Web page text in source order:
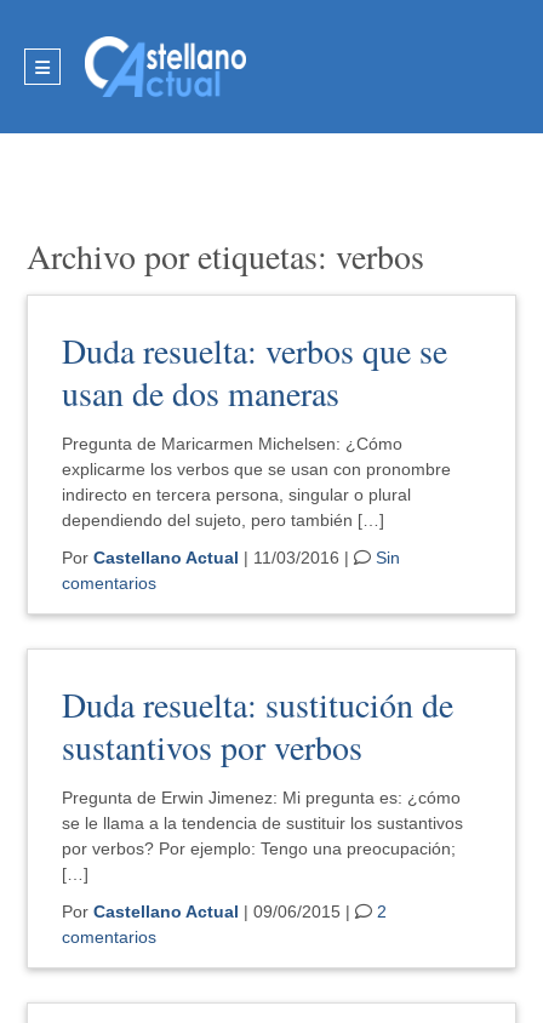
Archivo por etiquetas: verbos
Duda resuelta: verbos que se
usan de dos maneras
Pregunta de Maricarmen Michelsen: ¿Cómo
explicarme los verbos que se usan con pronombre
indirecto en tercera persona, singular o plural
dependiendo del sujeto, pero también […]
PorCastellano Actual | 11/03/2016 |
Sin
comentarios
Duda resuelta: sustitución de
sustantivos por verbos
Pregunta de Erwin Jimenez: Mi pregunta es: ¿cómo
se le llama a la tendencia de sustituir los sustantivos
por verbos? Por ejemplo: Tengo una preocupación;
[…]
PorCastellano Actual | 09/06/2015 |
2
comentarios